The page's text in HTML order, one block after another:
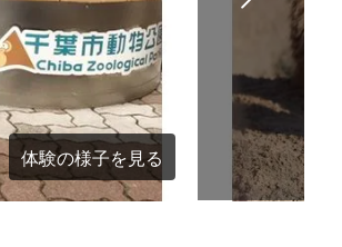
体験の様子を見る